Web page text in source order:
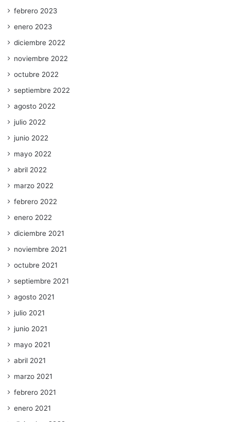
febrero 2023
enero 2023
diciembre 2022
noviembre 2022
octubre 2022
septiembre 2022
agosto 2022
julio 2022
junio 2022
mayo 2022
abril 2022
marzo 2022
febrero 2022
enero 2022
diciembre 2021
noviembre 2021
octubre 2021
septiembre 2021
agosto 2021
julio 2021
junio 2021
mayo 2021
abril 2021
marzo 2021
febrero 2021
enero 2021